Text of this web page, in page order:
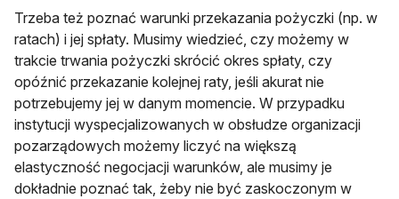
Trzeba też poznać warunki przekazania pożyczki (np. w
ratach) i jej spłaty. Musimy wiedzieć, czy możemy w
trakcie trwania pożyczki skrócić okres spłaty, czy
opóźnić przekazanie kolejnej raty, jeśli akurat nie
potrzebujemy jej w danym momencie. W przypadku
instytucji wyspecjalizowanych w obsłudze organizacji
pozarządowych możemy liczyć na większą
elastyczność negocjacji warunków, ale musimy je
dokładnie poznać tak, żeby nie być zaskoczonym w